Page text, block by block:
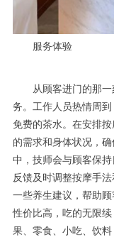
服务体验
从顾客进门的那一
务。工作人员热情周
免费的茶水。在安排
的需求和身体状况，
中，技师会与顾客保
反馈及时调整按摩手
一些养生建议，帮助
性价比高，吃的无限
果、零食、小吃、饮